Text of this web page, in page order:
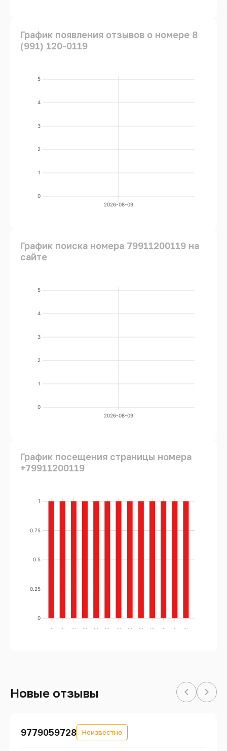
График появления отзывов о номере 8
(991) 120-0119
0
1
2
3
4
5
2026-08-09
График поиска номера 79911200119 на
сайте
0
1
2
3
4
5
2026-08-09
График посещения страницы номера
+79911200119
0
0.25
0.5
0.75
1
Новые отзывы
9779059728 Неизвестно